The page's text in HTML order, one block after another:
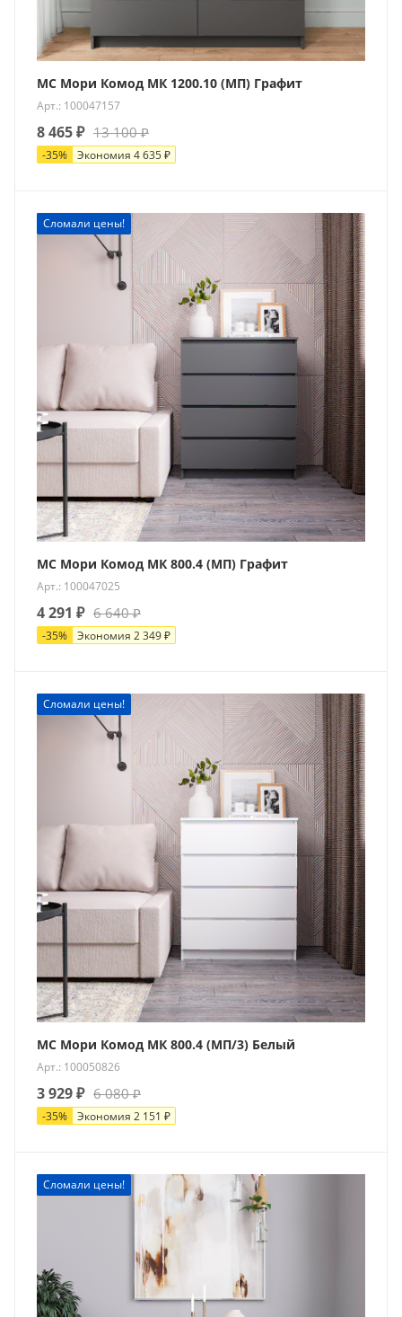
МС Мори Комод МК 1200.10 (МП) Графит
Арт.: 100047157
8 465₽ 13 100₽
-35% Экономия 4 635₽
Новинка
Сломали цены!
МС Мори Комод МК 800.4 (МП) Графит
Арт.: 100047025
4 291 ₽ 6 640₽
-35% Экономия 2 349₽
Сломали цены!
МС Мори Комод МК 800.4 (МП/3) Белый
Арт.: 100050826
3 929₽ 6 080₽
-35% Экономия 2 151 ₽
Хит
Сломали цены!